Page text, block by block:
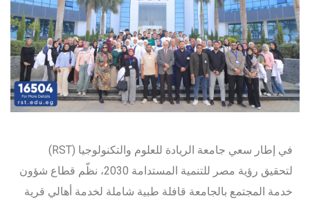
في إطار سعي جامعة الريادة للعلوم والتكنولوجيا (RST)
لتحقيق رؤية مصر للتنمية المستدامة 2030، نظّم قطاع شؤون
خدمة المجتمع بالجامعة قافلة طبية شاملة لخدمة أهالي قرية